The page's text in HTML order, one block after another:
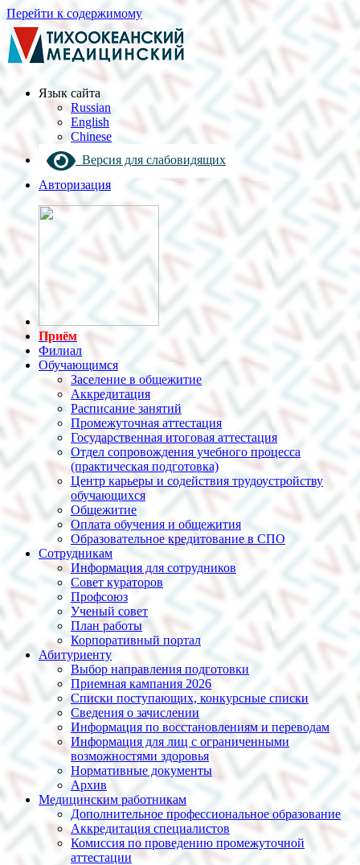
Перейти к содержимому
Язык cайта
Russian
English
Chinese
Версия для слабовидящих
Авторизация
Приём
Филиал
Обучающимся
Заселение в общежитие
Аккредитация
Расписание занятий
Промежуточная аттестация
Государственная итоговая аттестация
Отдел сопровождения учебного процесса
(практическая подготовка)
Центр карьеры и содействия трудоустройству
обучающихся
Общежитие
Оплата обучения и общежития
Образовательное кредитование в СПО
Сотрудникам
Информация для сотрудников
Совет кураторов
Профсоюз
Ученый совет
План работы
Корпоративный портал
Абитуриенту
Выбор направления подготовки
Приемная кампания 2026
Списки поступающих, конкурсные списки
Сведения о зачислении
Информация по восстановлениям и переводам
Информация для лиц с ограниченными
возможностями здоровья
Нормативные документы
Архив
Медицинским работникам
Дополнительное профессиональное образование
Аккредитация специалистов
Комиссия по проведению промежуточной
аттестации